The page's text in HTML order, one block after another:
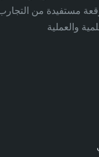
مستفيدة من
والعملية